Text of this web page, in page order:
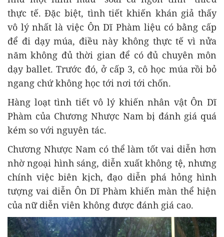
thực tế. Đặc biệt, tình tiết khiến khán giả thấy
vô lý nhất là việc Ôn Dĩ Phàm liệu có bằng cấp
để đi dạy múa, điều này không thực tế vì nửa
năm không đủ thời gian để có đủ chuyên môn
dạy ballet. Trước đó, ở cấp 3, cô học múa rồi bỏ
ngang chứ không học tới nơi tới chốn.
Hàng loạt tình tiết vô lý khiến nhân vật Ôn Dĩ
Phàm của Chương Nhược Nam bị đánh giá quá
kém so với nguyên tác.
Chương Nhược Nam có thể làm tốt vai diễn hơn
nhờ ngoại hình sáng, diễn xuất không tệ, nhưng
chính việc biên kịch, đạo diễn phá hỏng hình
tượng vai diễn Ôn Dĩ Phàm khiến màn thể hiện
của nữ diễn viên không được đánh giá cao.